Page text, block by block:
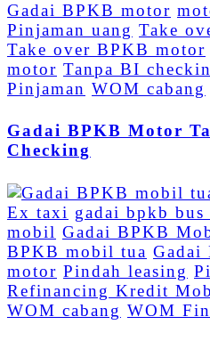
Gadai BPKB motor
Pinjaman uang Take
Take over BPKB motor
motor Tanpa BI
Pinjaman WOM cabang
Gadai BPKB Motor
Checking
Ex taxi gadai bpkb bus
mobil Gadai BPKB
BPKB mobil tua Gadai
motor Pindah leasing
Refinancing Kredit
WOM cabang WOM